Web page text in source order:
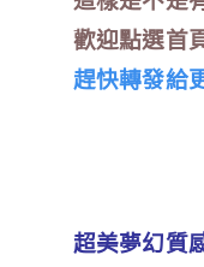
歡迎點選首
趕快轉發給
超美夢幻質